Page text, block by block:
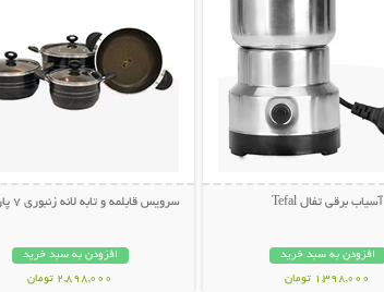
آسیاب برقی تفال Tefal
افزودن به سبد خرید
1,398,000 تومان
سرویس قابلمه و تابه لانه زنبوری 7 پارچه هلنا
افزودن به سبد خرید
2,898,000 تومان